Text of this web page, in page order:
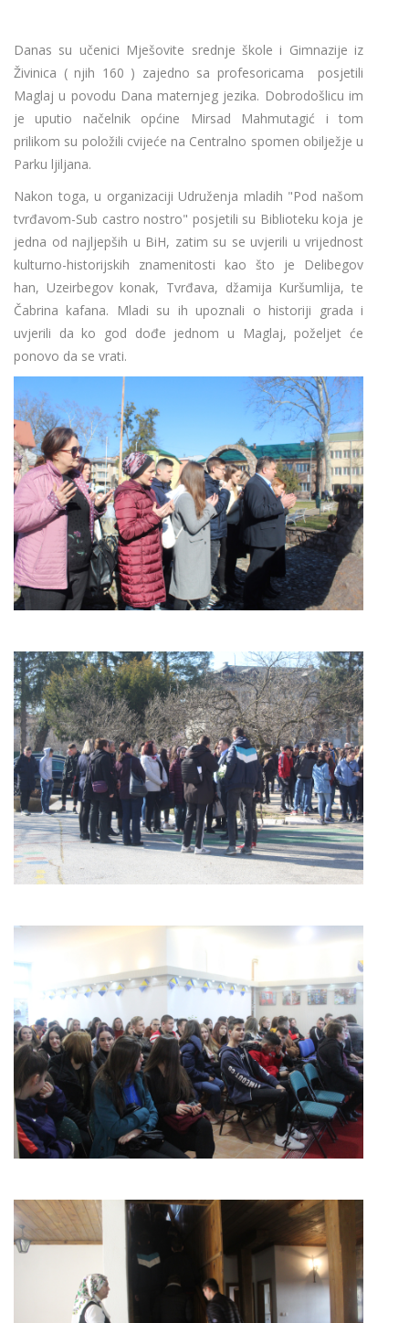
Danas su učenici Mješovite srednje škole i Gimnazije iz
Živinica ( njih 160 ) zajedno sa profesoricama posjetili
Maglaj u povodu Dana maternjeg jezika. Dobrodošlicu im
je uputio načelnik općine Mirsad Mahmutagić i tom
prilikom su položili cvijeće na Centralno spomen obilježje u
Parku ljiljana.
Nakon toga, u organizaciji Udruženja mladih "Pod našom
tvrđavom-Sub castro nostro" posjetili su Biblioteku koja je
jedna od najljepših u BiH, zatim su se uvjerili u vrijednost
kulturno-historijskih znamenitosti kao što je Delibegov
han, Uzeirbegov konak, Tvrđava, džamija Kuršumlija, te
Čabrina kafana. Mladi su ih upoznali o historiji grada i
uvjerili da ko god dođe jednom u Maglaj, poželjet će
ponovo da se vrati.